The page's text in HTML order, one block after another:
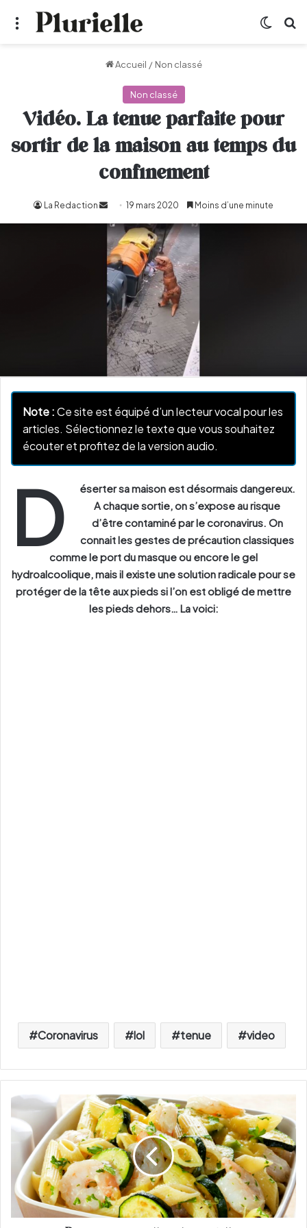
Menu
Accueil / Non classé
Non classé
Vidéo. La tenue parfaite pour
sortir de la maison au temps du
confinement
La Redaction
Envoyer
un
courriel
19 mars 2020 Moins d’une minute
Note :Ce site est équipé d’un lecteur vocal pour les
articles. Sélectionnez le texte que vous souhaitez
écouter et profitez de la version audio.
D
éserter sa maison est désormais dangereux.
A chaque sortie, on s’expose au risque
d’être contaminé par le coronavirus. On
connait les gestes de précaution classiques
comme le port du masque ou encore le gel
hydroalcoolique, mais il existe une solution radicale pour se
protéger de la tête aux pieds si l’on est obligé de mettre
les pieds dehors… La voici:
Coronavirus lol tenue video
P
e
n
u
c